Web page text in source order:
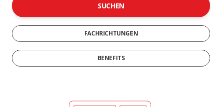
SUCHEN
FACHRICHTUNGEN
BENEFITS